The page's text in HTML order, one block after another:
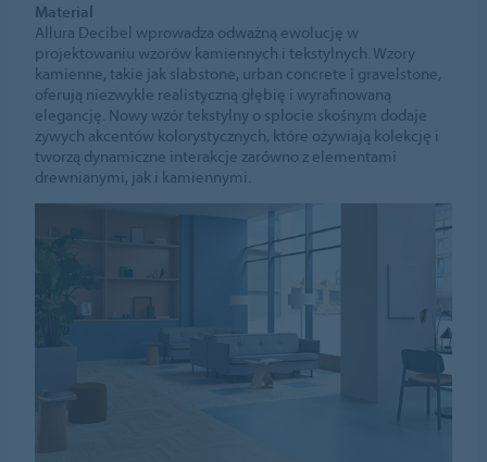
Material
Allura Decibel wprowadza odważną ewolucję w
projektowaniu wzorów kamiennych i tekstylnych. Wzory
kamienne, takie jak slabstone, urban concrete i gravelstone,
oferują niezwykle realistyczną głębię i wyrafinowaną
elegancję. Nowy wzór tekstylny o splocie skośnym dodaje
żywych akcentów kolorystycznych, które ożywiają kolekcję i
tworzą dynamiczne interakcje zarówno z elementami
drewnianymi, jak i kamiennymi.